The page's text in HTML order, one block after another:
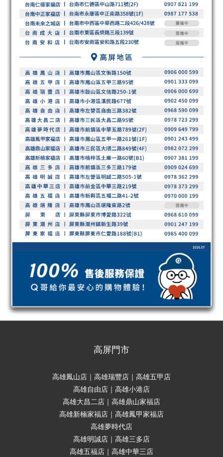
高屏門市
高雄鳳山店｜高雄瑞豐店｜高雄五甲店
高雄自由店｜高雄小港店
高雄大昌二店｜高雄鼎山家福店
高雄新楠家福店｜高雄鳳甲家福店
高雄夢時代店
高雄明誠店｜高雄三多店
高雄五福店｜高雄中華三店